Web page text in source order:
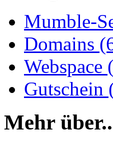
Mumble-
Domains
Webspace
Gutschein
Mehr